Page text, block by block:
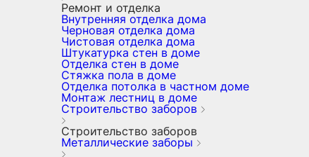
Ремонт и отделка
Внутренняя отделка дома
Черновая отделка дома
Чистовая отделка дома
Штукатурка стен в доме
Отделка стен в доме
Стяжка пола в доме
Отделка потолка в частном доме
Монтаж лестниц в доме
Строительство заборов
Строительство заборов
Металлические заборы